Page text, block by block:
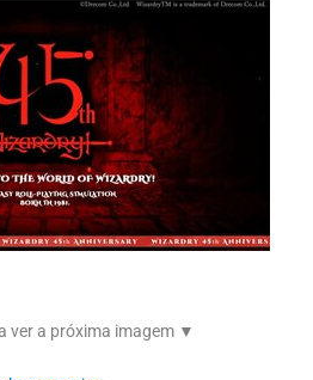
ver a próxima imagem ▼